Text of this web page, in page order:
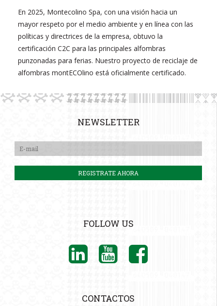
En 2025, Montecolino Spa, con una visión hacia un
mayor respeto por el medio ambiente y en línea con las
políticas y directrices de la empresa, obtuvo la
certificación C2C para las principales alfombras
punzonadas para ferias. Nuestro proyecto de reciclaje de
alfombras montECOlino está oficialmente certificado.
NEWSLETTER
FOLLOW US
CONTACTOS